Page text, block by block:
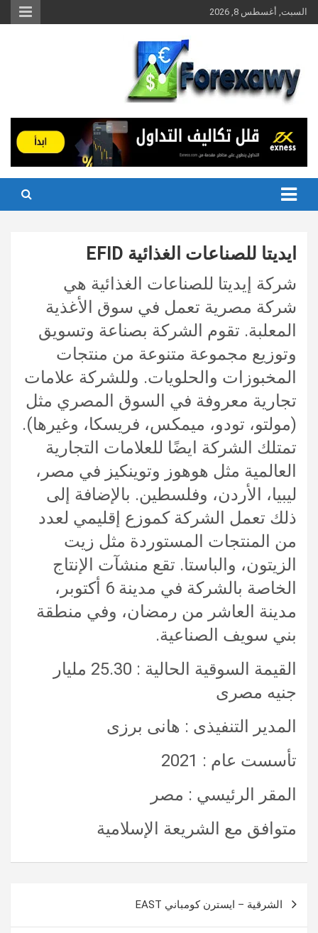
Skip
to
السبت, أغسطس 8, 2026
ايديتا للصناعات الغذائية EFID
شركة إيديتا للصناعات الغذائية هي
شركة مصرية تعمل في سوق الأغذية
المعلبة. تقوم الشركة بصناعة وتسويق
وتوزيع مجموعة متنوعة من منتجات
المخبوزات والحلويات. وللشركة علامات
تجارية معروفة في السوق المصري مثل
(مولتو، تودو، ميمكس، فريسكا، وغيرها).
تمتلك الشركة ايضًا للعلامات التجارية
العالمية مثل هوهوز وتوينكيز في مصر،
ليبيا، الأردن، وفلسطين. بالإضافة إلى
ذلك تعمل الشركة كموزع إقليمي لعدد
من المنتجات المستوردة مثل زيت
الزيتون، والباستا. تقع منشآت الإنتاج
الخاصة بالشركة في مدينة 6 أكتوبر،
مدينة العاشر من رمضان، وفي منطقة
بني سويف الصناعية.
القيمة السوقية الحالية : 25.30 مليار
جنيه مصرى
المدير التنفيذى : هانى برزى
تأسست عام : 2021
المقر الرئيسي : مصر
متوافق مع الشريعة الإسلامية
المقالات
الشرقية – ايسترن كومباني EAST